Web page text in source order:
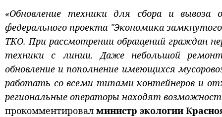
«Обновление техники для сбора и
федерального проекта "Экономика
ТКО. При рассмотрении обращений граждан
техники с линии. Даже небольшой
обновление и пополнение имеющихся
работать со всеми типами контейнеров и
региональные операторы находят
прокомментировал министр экологии